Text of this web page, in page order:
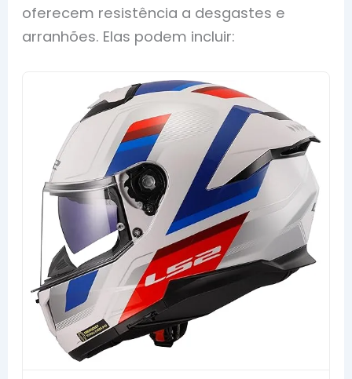
oferecem resistência a desgastes e
arranhões. Elas podem incluir: